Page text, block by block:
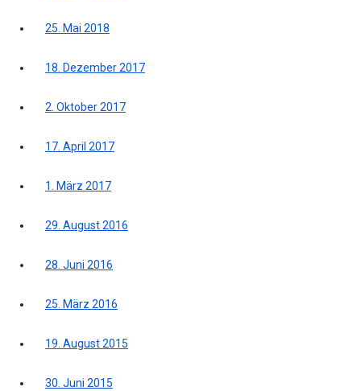
25. Mai 2018
18. Dezember 2017
2. Oktober 2017
17. April 2017
1. März 2017
29. August 2016
28. Juni 2016
25. März 2016
19. August 2015
30. Juni 2015